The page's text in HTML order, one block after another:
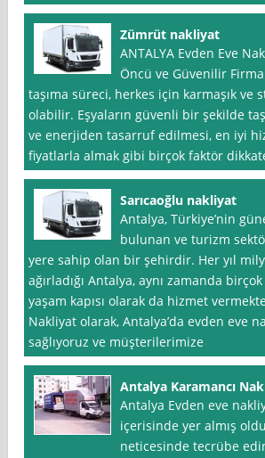
Zümrüt nakliyat
ANTALYA Evden Eve
Öncü ve Güvenilir
taşıma süreci, herkes için karmaşık ve
olabilir. Eşyaların güvenli bir şekilde
ve enerjiden tasarruf edilmesi, en iyi
fiyatlarla almak gibi birçok faktör
Sarıcaoğlu nakliyat
Antalya, Türkiye’nin
bulunan ve turizm
yere sahip olan bir şehirdir. Her yıl
ağırladığı Antalya, aynı zamanda
yaşam kapısı olarak da hizmet
Nakliyat olarak, Antalya’da evden eve
sağlıyoruz ve müşterilerimize
Antalya Karamancı
Antalya Evden eve
içerisinde yer almış
neticesinde tecrübe